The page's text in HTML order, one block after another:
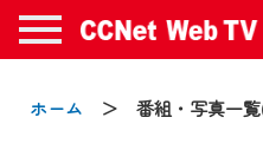
ホーム ＞ 番組・写真一覧
お